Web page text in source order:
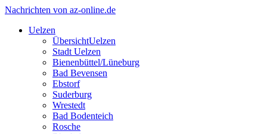
Nachrichten von az-online.de
Uelzen
ÜbersichtUelzen
Stadt Uelzen
Bienenbüttel/Lüneburg
Bad Bevensen
Ebstorf
Suderburg
Wrestedt
Bad Bodenteich
Rosche